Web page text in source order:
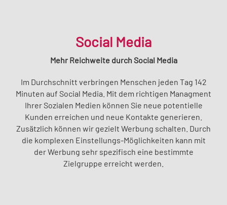
Social Media
Mehr Reichweite durch Social Media
Im Durchschnitt verbringen Menschen jeden Tag 142
Minuten auf Social Media. Mit dem richtigen Managment
Ihrer Sozialen Medien können Sie neue potentielle
Kunden erreichen und neue Kontakte generieren.
Zusätzlich können wir gezielt Werbung schalten. Durch
die komplexen Einstellungs-Möglichkeiten kann mit
der Werbung sehr spezifisch eine bestimmte
Zielgruppe erreicht werden.